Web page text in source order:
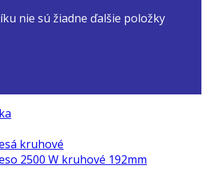
nie sú žiadne ďalšie položky
kruhové
2500 W kruhové 192mm